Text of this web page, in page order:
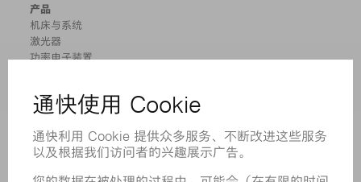
产品
机床与系统
激光器
功率电子装置
软件
应用
行业